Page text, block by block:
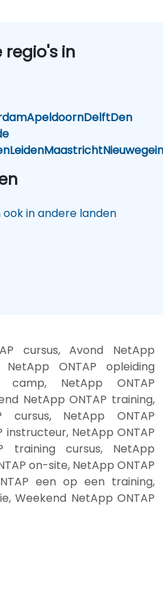
regio's in
ApeldoornDelftDen
LeidenMaastrichtNieuwegein
in andere landen
cursus, Avond NetApp
ONTAP opleiding
NetApp ONTAP
NetApp ONTAP training,
cursus, NetApp ONTAP
instructeur, NetApp ONTAP
training cursus, NetApp
on-site, NetApp ONTAP
een op een training,
Weekend NetApp ONTAP